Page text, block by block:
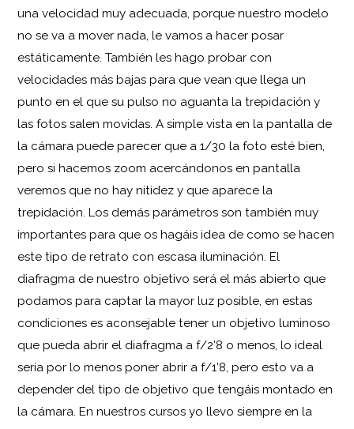
una velocidad muy adecuada, porque nuestro modelo
no se va a mover nada, le vamos a hacer posar
estáticamente. También les hago probar con
velocidades más bajas para que vean que llega un
punto en el que su pulso no aguanta la trepidación y
las fotos salen movidas. A simple vista en la pantalla de
la cámara puede parecer que a 1/30 la foto esté bien,
pero si hacemos zoom acercándonos en pantalla
veremos que no hay nitidez y que aparece la
trepidación. Los demás parámetros son también muy
importantes para que os hagáis idea de como se hacen
este tipo de retrato con escasa iluminación. El
diafragma de nuestro objetivo será el más abierto que
podamos para captar la mayor luz posible, en estas
condiciones es aconsejable tener un objetivo luminoso
que pueda abrir el diafragma a f/2’8 o menos, lo ideal
sería por lo menos poner abrir a f/1’8, pero esto va a
depender del tipo de objetivo que tengáis montado en
la cámara. En nuestros cursos yo llevo siempre en la